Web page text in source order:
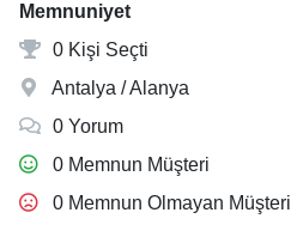
Memnuniyet
0 Kişi Seçti
Antalya / Alanya
0 Yorum
0 Memnun Müşteri
0 Memnun Olmayan Müşteri